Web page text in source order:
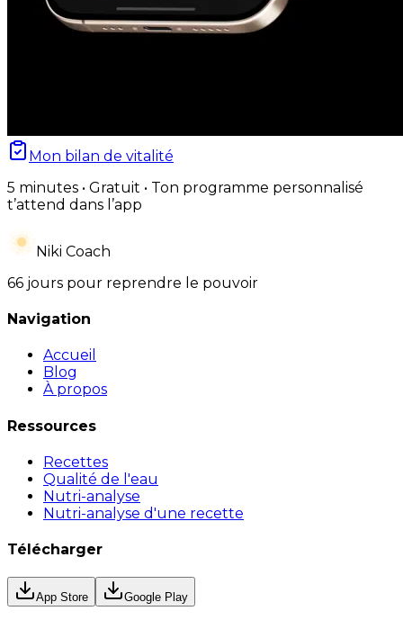
Mon bilan de vitalité
5 minutes • Gratuit • Ton programme personnalisé
t’attend dans l’app
Niki Coach
66 jours pour reprendre le pouvoir
Navigation
Accueil
Blog
À propos
Ressources
Recettes
Qualité de l'eau
Nutri-analyse
Nutri-analyse d'une recette
Télécharger
App Store Google Play